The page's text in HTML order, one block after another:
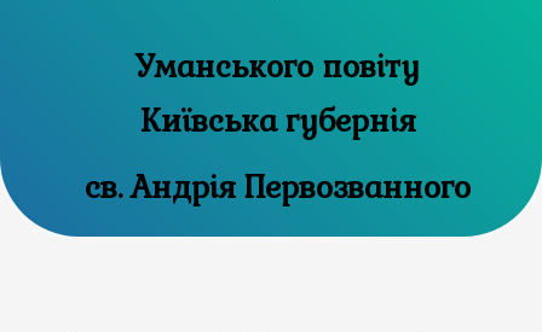
Уманського повіту
Київська губернія
св. Андрія Первозванного